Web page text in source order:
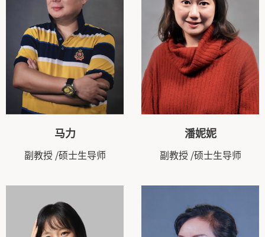
马力
副教授 /硕士生导师
潘妮妮
副教授 /硕士生导师